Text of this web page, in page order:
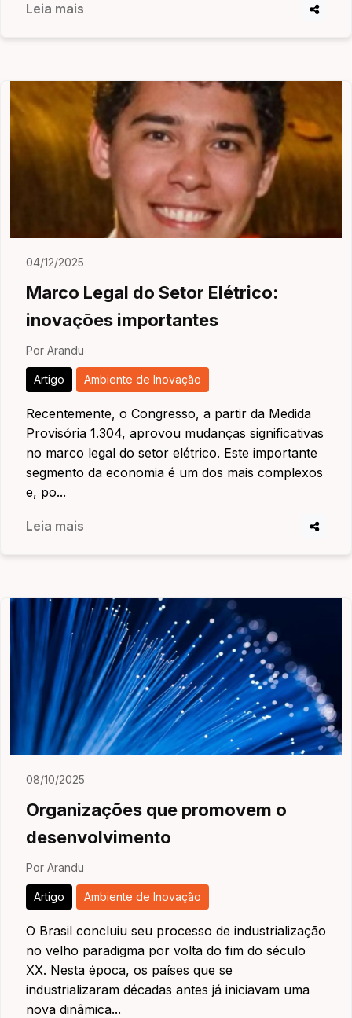
Leia mais
04/12/2025
Marco Legal do Setor Elétrico:
inovações importantes
Por Arandu
Artigo Ambiente de Inovação
Recentemente, o Congresso, a partir da Medida
Provisória 1.304, aprovou mudanças significativas
no marco legal do setor elétrico. Este importante
segmento da economia é um dos mais complexos
e, po...
Leia mais
08/10/2025
Organizações que promovem o
desenvolvimento
Por Arandu
Artigo Ambiente de Inovação
O Brasil concluiu seu processo de industrialização
no velho paradigma por volta do fim do século
XX. Nesta época, os países que se
industrializaram décadas antes já iniciavam uma
nova dinâmica...